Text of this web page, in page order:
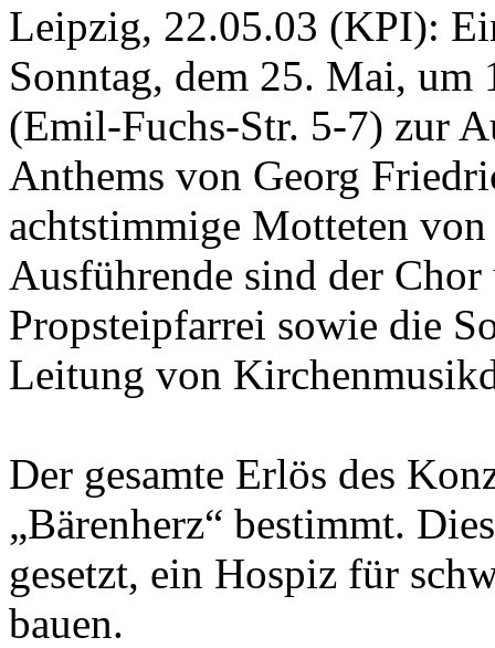
Leipzig, 22.05.03 (KPI):
Sonntag, dem 25. Mai,
(Emil-Fuchs-Str. 5-7) zur
Anthems von Georg
achtstimmige Motteten von
Ausführende sind der Chor
Propsteipfarrei sowie die
Leitung von
Der gesamte Erlös des
„Bärenherz“ bestimmt.
gesetzt, ein Hospiz für
bauen.